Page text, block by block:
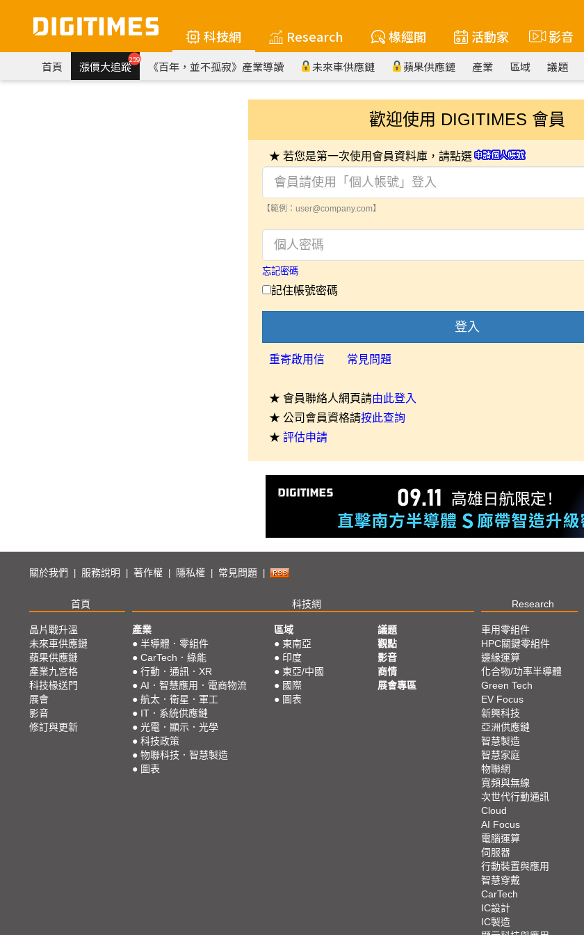
科技網 Research 椽經閣 活動家 影音
首頁 漲價大追蹤259 《百年，並不孤寂》產業導讀 未來車供應鏈 蘋果供應鏈 產業 區域 議題
歡迎使用 DIGITIMES 會員
★ 若您是第一次使用會員資料庫，請點選
【範例：user@company.com】
忘記密碼
記住帳號密碼
登入
重寄啟用信 常見問題
★ 會員聯絡人網頁請由此登入
★ 公司會員資格請按此查詢
★ 評估申請
關於我們 服務說明 著作權 隱私權 常見問題
首頁 科技網 Research
晶片戰升溫
未來車供應鏈
蘋果供應鏈
產業九宮格
科技椽送門
展會
影音
修訂與更新
產業
● 半導體．零組件
● CarTech．綠能
● 行動．通訊．XR
● AI．智慧應用．電商物流
● 航太．衛星．軍工
● IT．系統供應鏈
● 光電．顯示．光學
● 科技政策
● 物聯科技．智慧製造
● 圖表
區域
● 東南亞
● 印度
● 東亞/中國
● 國際
● 圖表
議題
觀點
影音
商情
展會專區
車用零組件
HPC關鍵零組件
邊緣運算
化合物/功率半導體
Green Tech
EV Focus
新興科技
亞洲供應鏈
智慧製造
智慧家庭
物聯網
寬頻與無線
次世代行動通訊
Cloud
AI Focus
電腦運算
伺服器
行動裝置與應用
智慧穿戴
CarTech
IC設計
IC製造